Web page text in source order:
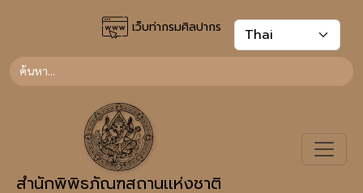
เว็บท่ากรมศิลปากร
สำนักพิพิธภัณฑสถานเเห่งชาติ